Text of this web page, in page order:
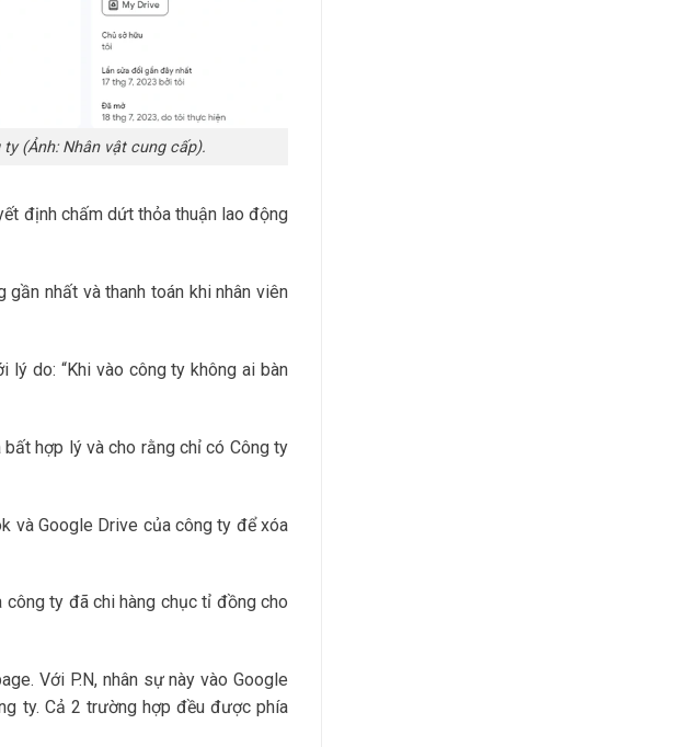
(Ảnh: Nhân vật cung cấp).
định chấm dứt thỏa thuận lao động
nhất và thanh toán khi nhân viên
lý do: “Khi vào công ty không ai bàn
hợp lý và cho rằng chỉ có Công ty
và Google Drive của công ty để xóa
công ty đã chi hàng chục tỉ đồng cho
Với P.N, nhân sự này vào Google
ty. Cả 2 trường hợp đều được phía